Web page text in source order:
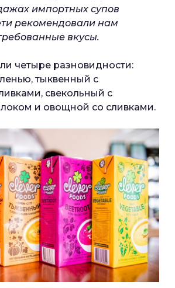
импортных супов
рекомендовали нам
вкусы.
четыре разновидности:
тыквенный с
свекольный с
и овощной со сливками.